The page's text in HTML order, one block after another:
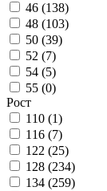
46 (138)
48 (103)
50 (39)
52 (7)
54 (5)
55 (0)
Рост
110 (1)
116 (7)
122 (25)
128 (234)
134 (259)